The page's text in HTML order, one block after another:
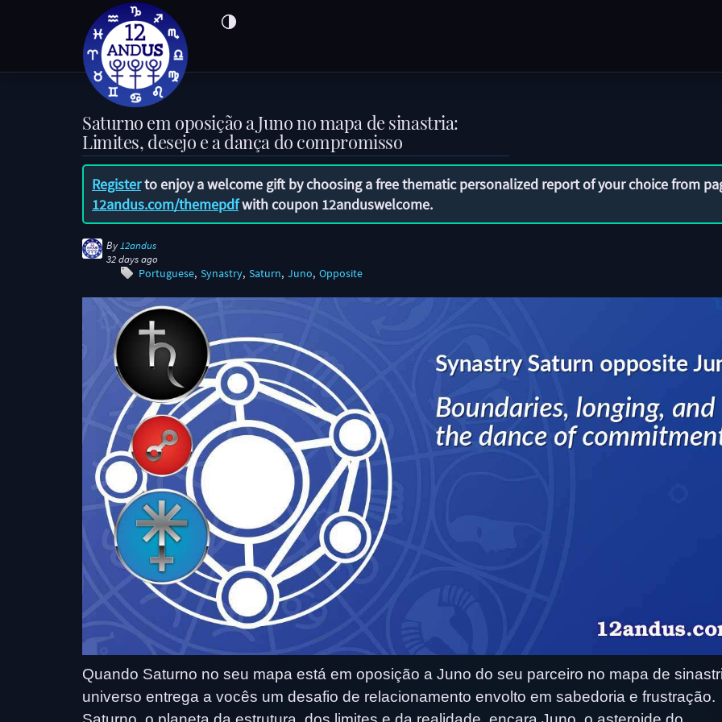
Saturno em oposição a Juno no mapa de sinastria:
Limites, desejo e a dança do compromisso
Registerto enjoy a welcome gift by choosing a free thematic personalized report of your choice from
12andus.com/themepdfwith coupon 12anduswelcome.
By 12andus
32 days ago
Portuguese Synastry Saturn Juno Opposite
Quando Saturno no seu mapa está em oposição a Juno do seu parceiro no mapa de
universo entrega a vocês um desafio de relacionamento envolto em sabedoria e frustração.